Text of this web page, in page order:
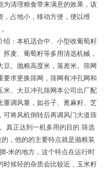
为清理粮食带来满意的效果，该
，占地小，移动方便，便以维
绍：本机适合中、小型收葡萄籽
麦、葡萄籽等多用清选机械，
。抛粮高度米，落差米。筛网
要求更换筛网，筛网有冲孔网和
米、大豆冲孔筛网本公司出厂配
重调风量，如谷子、蓖麻籽、芝
可将风机倒转后再调风门大道筛
真正达到一机多用的目的.筛选
，他的的主要特点就是抛粮装
-米的地方，这个特点在运行时
时候轻的杂质会比较近，玉米籽